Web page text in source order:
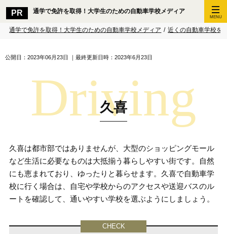
通学で免許を取得！大学生のための自動車学校メディア
MENU
通学で免許を取得！大学生のための自動車学校メディア / 近くの自動車学校を
公開日：2023年06月23日 ｜最終更新日時：2023年6月23日
久喜
久喜は都市部ではありませんが、大型のショッピングモール
など生活に必要なものは大抵揃う暮らしやすい街です。自然
にも恵まれており、ゆったりと暮らせます。久喜で自動車学
校に行く場合は、自宅や学校からのアクセスや送迎バスのル
ートを確認して、通いやすい学校を選ぶようにしましょう。